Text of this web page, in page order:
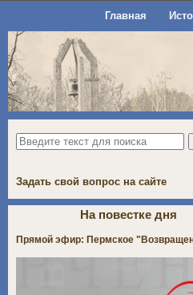
Главная
Задать свой вопрос на сайте
На повестке дня
Прямой эфир: Пермское